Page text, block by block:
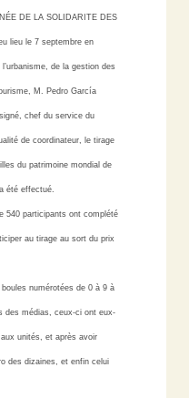
DE LA SOLIDARITE DES
lieu le 7 septembre en
de la gestion des
M. Pedro García
chef du service du
de coordinateur, le tirage
du patrimoine mondial de
été effectué.
540 participants ont complété
au tirage au sort du prix
numérotées de 0 à 9 à
des médias, ceux-ci ont eux-
unités, et après avoir
des dizaines, et enfin celui